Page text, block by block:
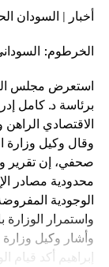
أخبار | السودان
الخرطوم:
استعرض مجلس
برئاسة د. كامل
الاقتصادي الراهن
وقال وكيل وزارة
صحفي، إن تقرير
محدودية مصادر
الوجودية
واستمرار الوزارة
وأشار وكيل وزارة
إبراهيم أكد قيام